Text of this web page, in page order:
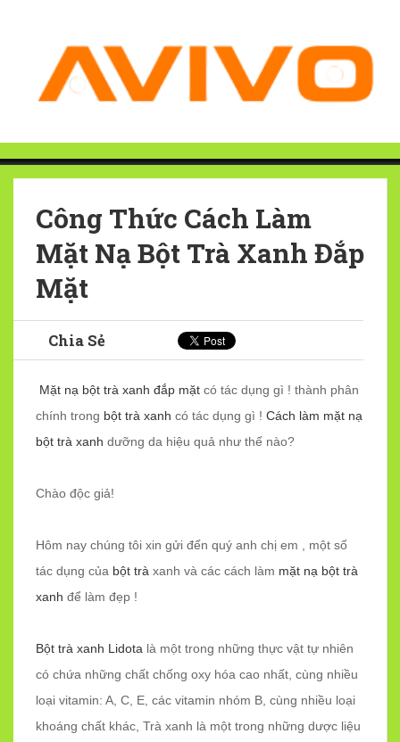
Công Thức Cách Làm
Mặt Nạ Bột Trà Xanh Đắp
Mặt
Chia Sẻ
Mặt nạ bột trà xanh đắp mặt có tác dụng gì ! thành phân
chính trong bột trà xanh có tác dụng gì ! Cách làm mặt nạ
bột trà xanh dưỡng da hiệu quả như thế nào?
Chào độc giả!
Hôm nay chúng tôi xin gửi đến quý anh chị em , một số
tác dụng của bột trà xanh và các cách làm mặt nạ bột trà
xanh để làm đẹp !
Bột trà xanh Lidota là một trong những thực vật tự nhiên
có chứa những chất chống oxy hóa cao nhất, cùng nhiều
loại vitamin: A, C, E, các vitamin nhóm B, cùng nhiều loại
khoáng chất khác, Trà xanh là một trong những dược liệu